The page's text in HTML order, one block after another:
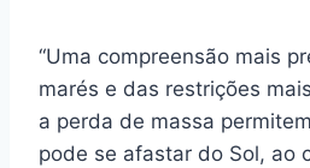
“Uma compreensão mais
marés e das restrições
a perda de massa
pode se afastar do Sol, ao